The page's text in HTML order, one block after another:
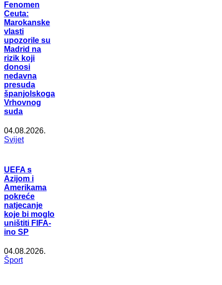
Fenomen
Ceuta:
Marokanske
vlasti
upozorile su
Madrid na
rizik koji
donosi
nedavna
presuda
španjolskoga
Vrhovnog
suda
04.08.2026.
Svijet
UEFA s
Azijom i
Amerikama
pokreće
natjecanje
koje bi moglo
uništiti FIFA-
ino SP
04.08.2026.
Šport